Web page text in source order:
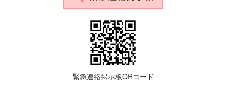
緊急連絡掲示板QRコード